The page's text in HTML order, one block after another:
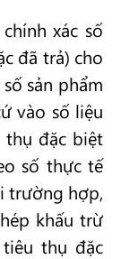
xác số
đã trả) cho
sản phẩm
vào số liệu
thụ đặc biệt
số thực tế
trường hợp,
khấu trừ
thụ đặc